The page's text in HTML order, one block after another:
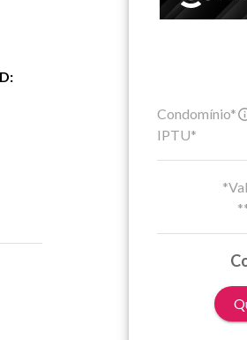
Condomínio*
IPTU*